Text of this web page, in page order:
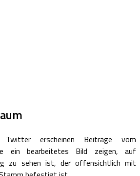
erscheinen Beiträge vom
ein bearbeitetes Bild zeigen, auf
zu sehen ist, der offensichtlich mit